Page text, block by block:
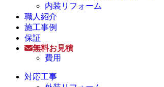
内装リフォーム
職人紹介
施工事例
保証
無料お見積
費用
対応工事